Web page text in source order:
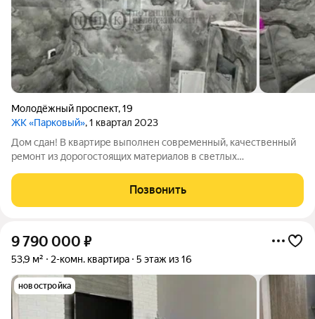
Молодёжный проспект,19
ЖК «Парковый», 1 квартал 2023
Дом сдан! В квартире выполнен современный, качественный
ремонт из дорогостоящих материалов в светлых
сантехника. Шикарный вид из окна на парк, вечером можно
наблюдать закат. Отличный этаж. В
Позвонить
9 790 000 ₽
53,9 м² 2-комн. квартира 5 этаж из 16
новостройка